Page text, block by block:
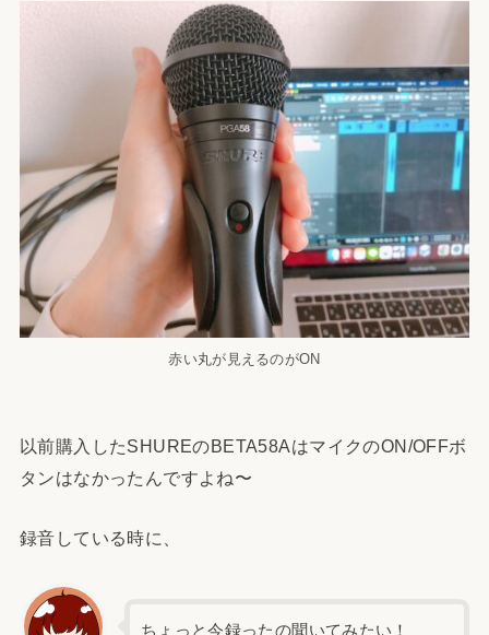
赤い丸が見えるのがON
以前購入したSHUREのBETA58AはマイクのON/OFFボ
タンはなかったんですよね〜
録音している時に、
ちょっと今録ったの聞いてみたい！